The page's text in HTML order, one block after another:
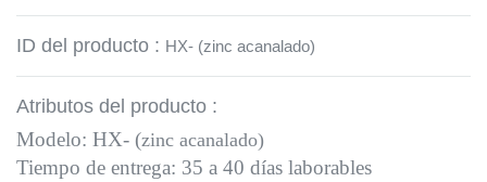
ID del producto : HX- (zinc acanalado)
Atributos del producto :
Modelo: HX- (zinc acanalado)
Tiempo de entrega: 35 a 40 días laborables